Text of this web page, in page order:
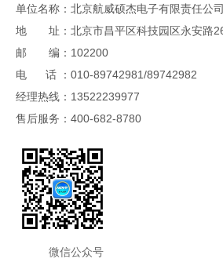
单位名称：北京航威硕杰电子有限责任公司
地 址：北京市昌平区科技园区永安路
邮 编：102200
电 话 ：010-89742981/89742982
经理热线：13522239977
售后服务：400-682-8780
微信公众号